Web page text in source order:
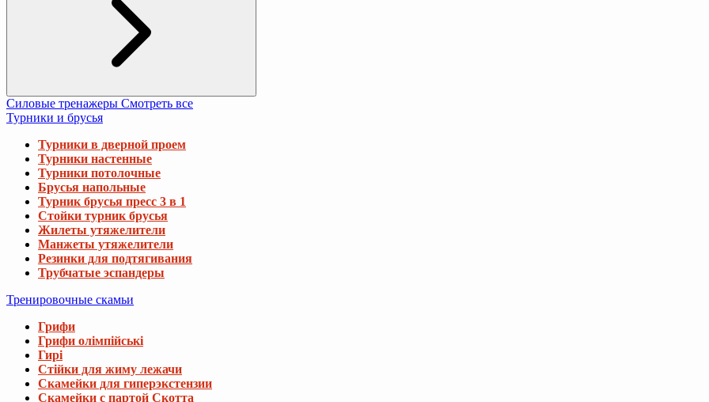
Силовые тренажеры Смотреть все
Турники и брусья
Турники в дверной проем
Турники настенные
Турники потолочные
Брусья напольные
Турник брусья пресс 3 в 1
Стойки турник брусья
Жилеты утяжелители
Манжеты утяжелители
Резинки для подтягивания
Трубчатые эспандеры
Тренировочные скамьи
Грифи
Грифи олімпійські
Гирі
Стійки для жиму лежачи
Скамейки для гиперэкстензии
Скамейки с партой Скотта